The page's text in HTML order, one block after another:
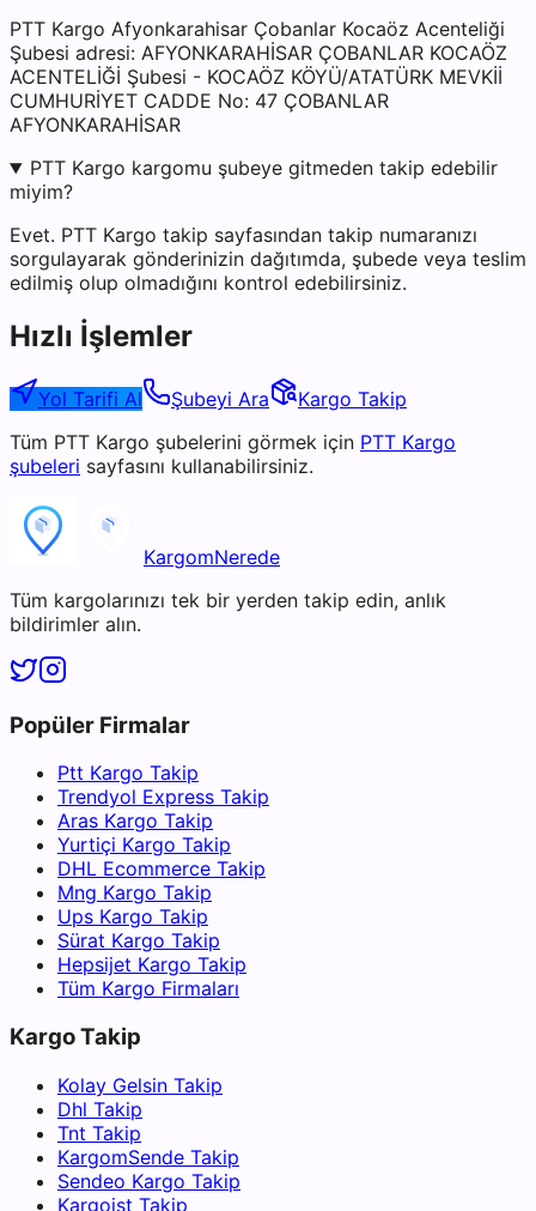
PTT Kargo Afyonkarahisar Çobanlar Kocaöz Acenteliği
Şubesi adresi: AFYONKARAHİSAR ÇOBANLAR KOCAÖZ
ACENTELİĞİ Şubesi - KOCAÖZ KÖYÜ/ATATÜRK MEVKİİ
CUMHURİYET CADDE No: 47 ÇOBANLAR
AFYONKARAHİSAR
PTT Kargo kargomu şubeye gitmeden takip edebilir
miyim?
Evet. PTT Kargo takip sayfasından takip numaranızı
sorgulayarak gönderinizin dağıtımda, şubede veya teslim
edilmiş olup olmadığını kontrol edebilirsiniz.
Hızlı İşlemler
Yol Tarifi Al Şubeyi Ara
Kargo Takip
Tüm PTT Kargo şubelerini görmek için PTT Kargo
şubeleri sayfasını kullanabilirsiniz.
KargomNerede
Tüm kargolarınızı tek bir yerden takip edin, anlık
bildirimler alın.
Popüler Firmalar
Ptt Kargo Takip
Trendyol Express Takip
Aras Kargo Takip
Yurtiçi Kargo Takip
DHL Ecommerce Takip
Mng Kargo Takip
Ups Kargo Takip
Sürat Kargo Takip
Hepsijet Kargo Takip
Tüm Kargo Firmaları
Kargo Takip
Kolay Gelsin Takip
Dhl Takip
Tnt Takip
KargomSende Takip
Sendeo Kargo Takip
Kargoist Takip